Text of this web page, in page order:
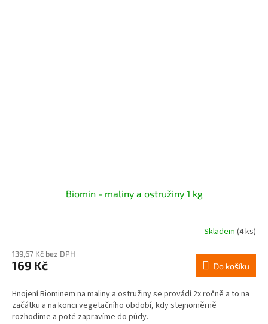
Biomin - maliny a ostružiny 1 kg
Skladem (4 ks)
139,67 Kč bez DPH
169 Kč Do košíku
Hnojení Biominem na maliny a ostružiny se provádí 2x ročně a to na
začátku a na konci vegetačního období, kdy stejnoměrně
rozhodíme a poté zapravíme do půdy.